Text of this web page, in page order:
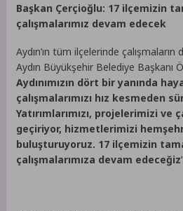
Başkan Çerçioğlu: 17 ilçemizin
çalışmalarımız devam edecek
Aydın’ın tüm ilçelerinde
Aydın Büyükşehir Belediye Başkanı
Aydınımızın dört bir yanında
çalışmalarımızı hız kesmeden
Yatırımlarımızı, projelerimizi ve
geçiriyor, hizmetlerimizi
buluşturuyoruz. 17 ilçemizin
çalışmalarımıza devam edeceğiz